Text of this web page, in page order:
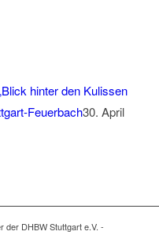
hinter den Kulissen
Feuerbach30. April
der DHBW Stuttgart e.V. -